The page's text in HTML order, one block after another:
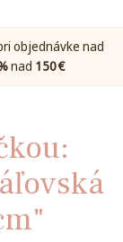
objednávke nad
nad 150 €